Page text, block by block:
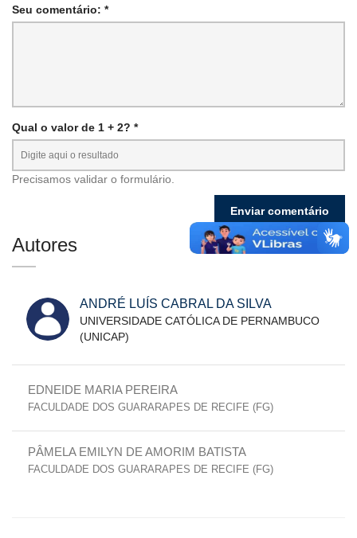
Seu comentário: *
Qual o valor de 1 + 2? *
Precisamos validar o formulário.
Autores
ANDRÉ LUÍS CABRAL DA SILVA
UNIVERSIDADE CATÓLICA DE PERNAMBUCO
(UNICAP)
EDNEIDE MARIA PEREIRA
FACULDADE DOS GUARARAPES DE RECIFE (FG)
PÂMELA EMILYN DE AMORIM BATISTA
FACULDADE DOS GUARARAPES DE RECIFE (FG)